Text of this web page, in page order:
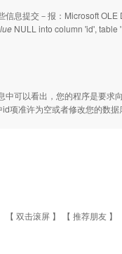
息提交－报：Microsoft
NULL into column 'id',
可以看出，您的程序是要求
项准许为空或者修改您的数
【 双击滚屏 】 【 推荐朋友 】